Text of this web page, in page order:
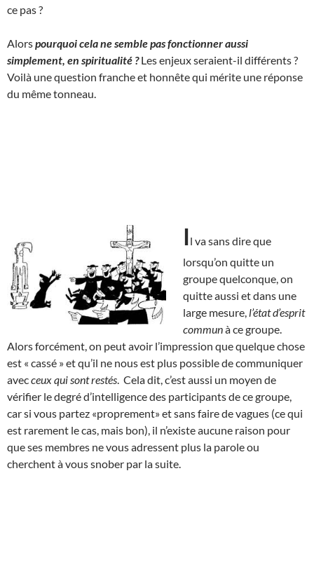
ce pas ?
Alorspourquoi cela ne semble pas fonctionner aussi
simplement, en spiritualité ?Les enjeux seraient-il différents ?
Voilà une question franche et honnête qui mérite une réponse
du même tonneau.
Il va sans dire que
lorsqu’on quitte un
groupe quelconque, on
quitte aussi et dans une
large mesure, l’état d’esprit
communà ce groupe.
Alors forcément, on peut avoir l’impression que quelque chose
est « cassé » et qu’il ne nous est plus possible de communiquer
avecceux qui sont restés . Cela dit, c’est aussi un moyen de
vérifier le degré d’intelligence des participants de ce groupe,
car si vous partez «proprement» et sans faire de vagues (ce qui
est rarement le cas, mais bon), il n’existe aucune raison pour
que ses membres ne vous adressent plus la parole ou
cherchent à vous snober par la suite.